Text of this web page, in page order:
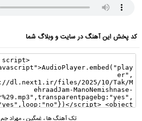
کد پخش این آهنگ در سایت و وبلاگ شما
تک آهنگ ها،غمگین ،مهراد جم